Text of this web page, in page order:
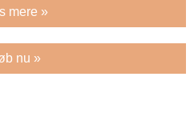
mere »
nu »